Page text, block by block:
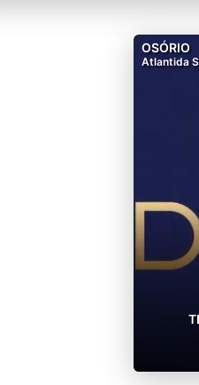
OSÓRIO
Atlantida